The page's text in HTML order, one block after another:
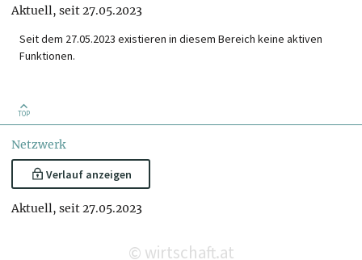
Aktuell, seit 27.05.2023
Seit dem 27.05.2023 existieren in diesem Bereich keine aktiven
Funktionen.
TOP
Netzwerk
Verlauf anzeigen
Aktuell, seit 27.05.2023
© wirtschaft.at